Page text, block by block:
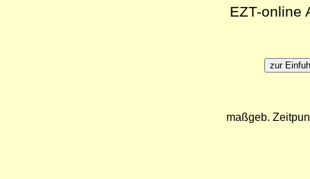
EZT-online
maßgeb.